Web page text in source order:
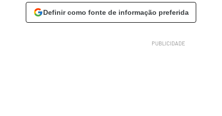
Definir como fonte de informação preferida